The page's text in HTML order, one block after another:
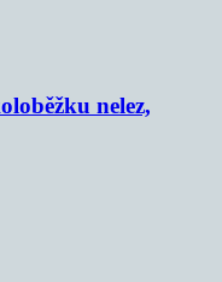
nelez,